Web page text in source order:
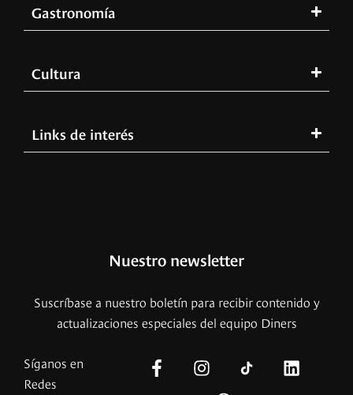
Gastronomía
Cultura
Links de interés
Nuestro newsletter
Suscríbase a nuestro boletín para recibir contenido y
actualizaciones especiales del equipo Diners
Síganos en
Redes